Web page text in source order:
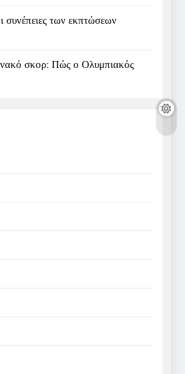
συνέπειες των εκπτώσεων
σκορ: Πώς ο Ολυμπιακός